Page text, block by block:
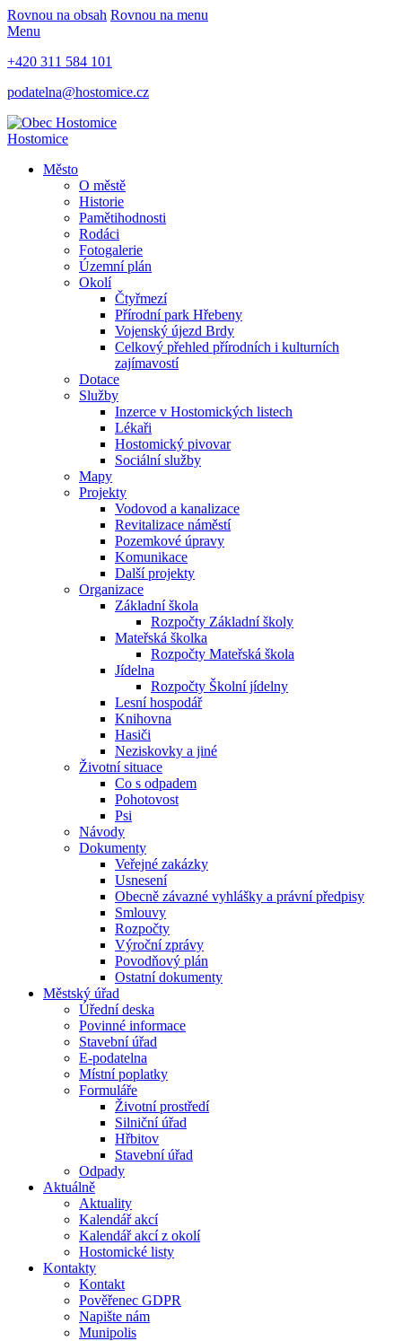
Rovnou na obsah Rovnou na menu
Menu
+420 311 584 101
podatelna@hostomice.cz
Hostomice
Město
O městě
Historie
Pamětihodnosti
Rodáci
Fotogalerie
Územní plán
Okolí
Čtyřmezí
Přírodní park Hřebeny
Vojenský újezd Brdy
Celkový přehled přírodních i kulturních
zajímavostí
Dotace
Služby
Inzerce v Hostomických listech
Lékaři
Hostomický pivovar
Sociální služby
Mapy
Projekty
Vodovod a kanalizace
Revitalizace náměstí
Pozemkové úpravy
Komunikace
Další projekty
Organizace
Základní škola
Rozpočty Základní školy
Mateřská školka
Rozpočty Mateřská škola
Jídelna
Rozpočty Školní jídelny
Lesní hospodář
Knihovna
Hasiči
Neziskovky a jiné
Životní situace
Co s odpadem
Pohotovost
Psi
Návody
Dokumenty
Veřejné zakázky
Usnesení
Obecně závazné vyhlášky a právní předpisy
Smlouvy
Rozpočty
Výroční zprávy
Povodňový plán
Ostatní dokumenty
Městský úřad
Úřední deska
Povinné informace
Stavební úřad
E-podatelna
Místní poplatky
Formuláře
Životní prostředí
Silniční úřad
Hřbitov
Stavební úřad
Odpady
Aktuálně
Aktuality
Kalendář akcí
Kalendář akcí z okolí
Hostomické listy
Kontakty
Kontakt
Pověřenec GDPR
Napište nám
Munipolis